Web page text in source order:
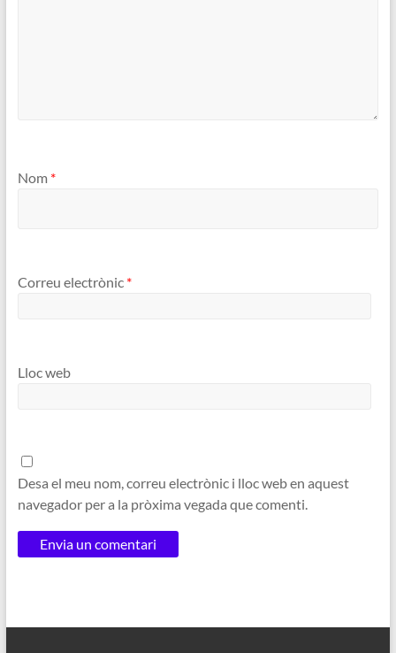
Nom *
Correu electrònic *
Lloc web
Desa el meu nom, correu electrònic i lloc web en aquest
navegador per a la pròxima vegada que comenti.